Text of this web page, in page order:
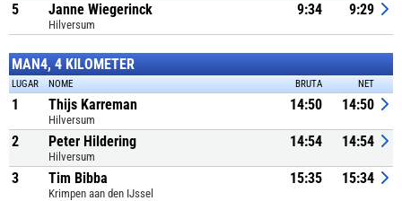
5 Janne Wiegerinck
Hilversum
9:34 9:29
MAN4, 4 KILOMETER
LUGAR NOME BRUTA NET
1 Thijs Karreman
Hilversum
14:50 14:50
2 Peter Hildering
Hilversum
14:54 14:54
3 Tim Bibba
Krimpen aan den IJssel
15:35 15:34